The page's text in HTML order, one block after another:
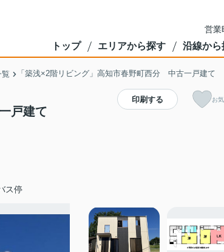
営
トップ エリアから探す 沿線から
「築浅×2階リビング」高知市春野町西分 中古一戸建て
戸建て
ス停
印刷する お